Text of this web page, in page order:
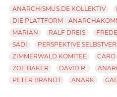
ANARCHISMUS.DE KOLLEKTIV
DIE PLATTFORM -
MARIAN
RALF DREIS
SADI
PERSPEKTIVE
ZIMMERWALD KOMITEE
CARO
ZOE BAKER
DAVID R.
PETER BRANDT
ANARK